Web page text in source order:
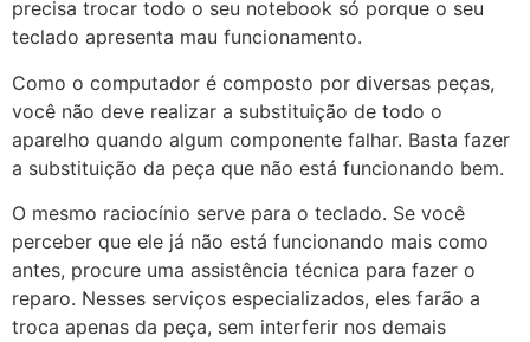
precisa trocar todo o seu notebook só porque o seu
teclado apresenta mau funcionamento.
Como o computador é composto por diversas peças,
você não deve realizar a substituição de todo o
aparelho quando algum componente falhar. Basta fazer
a substituição da peça que não está funcionando bem.
O mesmo raciocínio serve para o teclado. Se você
perceber que ele já não está funcionando mais como
antes, procure uma assistência técnica para fazer o
reparo. Nesses serviços especializados, eles farão a
troca apenas da peça, sem interferir nos demais